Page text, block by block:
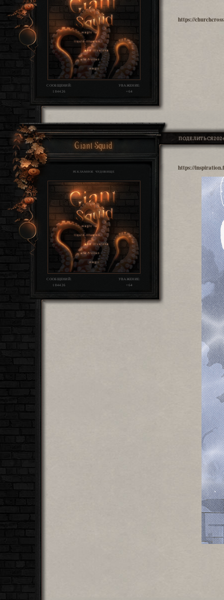
СООБЩЕНИЙ:
184426
УВАЖЕНИЕ:
+64
https://
ПОДЕЛИТЬСЯ
Giant Squid
РЕКЛАМНОЕ ЧУДОВИЩЕ
СООБЩЕНИЙ:
184426
УВАЖЕНИЕ:
+64
https://